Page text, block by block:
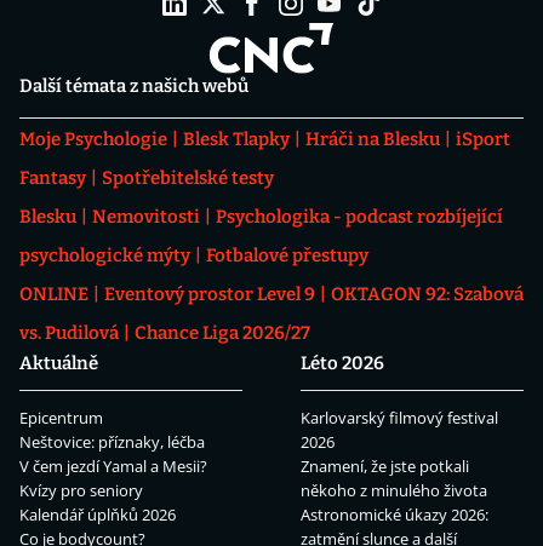
Další témata z našich webů
Moje Psychologie Blesk Tlapky Hráči na Blesku
iSport
Fantasy
Spotřebitelské testy
Blesku
Nemovitosti
Psychologika - podcast rozbíjející
psychologické mýty
Fotbalové přestupy
ONLINE
Eventový prostor Level 9
OKTAGON 92: Szabová
vs. Pudilová
Chance Liga 2026/27
Aktuálně
Epicentrum
Neštovice: příznaky, léčba
V čem jezdí Yamal a Mesii?
Kvízy pro seniory
Kalendář úplňků 2026
Co je bodycount?
Léto 2026
Karlovarský filmový festival
2026
Znamení, že jste potkali
někoho z minulého života
Astronomické úkazy 2026:
zatmění slunce a další